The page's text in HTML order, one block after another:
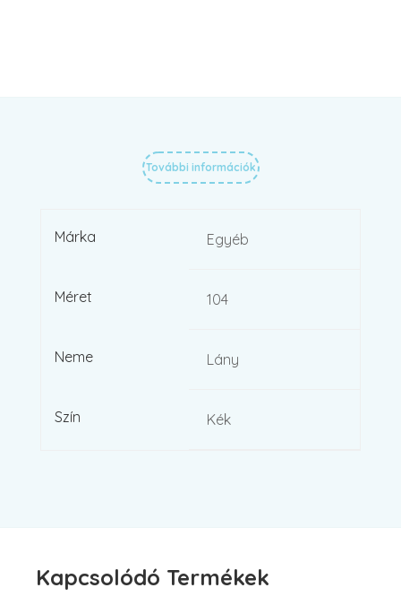
További információk
Márka Egyéb
Méret 104
Neme Lány
Szín Kék
Kapcsolódó Termékek